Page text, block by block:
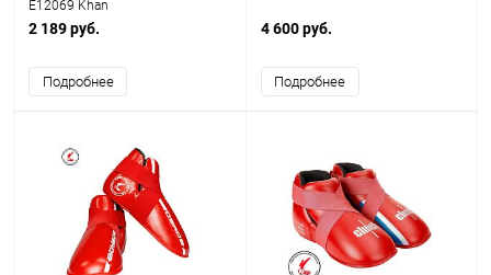
E12069 Khan
2 189 руб.
Подробнее
4 600 руб.
Подробнее